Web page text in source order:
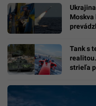
Moskva
Tank s
strieľa